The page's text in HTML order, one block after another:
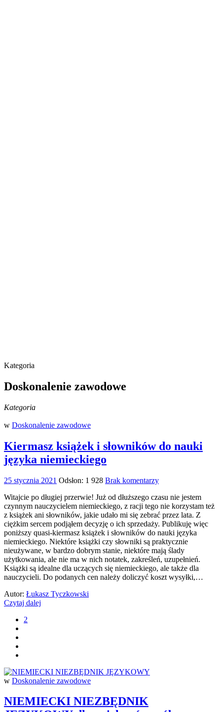
Kategoria
Doskonalenie zawodowe
Kategoria
w Doskonalenie zawodowe
Kiermasz książek i słowników do nauki
języka niemieckiego
25 stycznia 2021 Odsłon: 1 928 Brak komentarzy
Witajcie po długiej przerwie! Już od dłuższego czasu nie jestem
czynnym nauczycielem niemieckiego, z racji tego nie korzystam też
z książek ani słowników, jakie udało mi się zebrać przez lata. Z
ciężkim sercem podjąłem decyzję o ich sprzedaży. Publikuję więc
poniższy quasi-kiermasz książek i słowników do nauki języka
niemieckiego. Niektóre książki czy słowniki są praktycznie
nieużywane, w bardzo dobrym stanie, niektóre mają ślady
użytkowania, ale nie ma w nich notatek, zakreśleń, uzupełnień.
Książki są idealne dla uczących się niemieckiego, ale także dla
nauczycieli. Do podanych cen należy doliczyć koszt wysyłki,…
Autor: Łukasz Tyczkowski
Czytaj dalej
2
w Doskonalenie zawodowe
NIEMIECKI NIEZBĘDNIK